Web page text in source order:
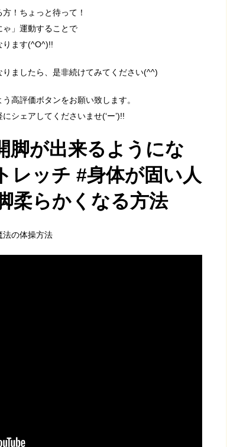
！ちょっと待って！
」運動することで
ります(^O^)!!
ましたら、是非続けてみてください(^^)
高評価ボタンをお願い致します。
シェアしてくださいませ(‘ー’)!!
脚が出来るようにな
レッチ #身体が固い人
柔らかくなる方法
の体操方法